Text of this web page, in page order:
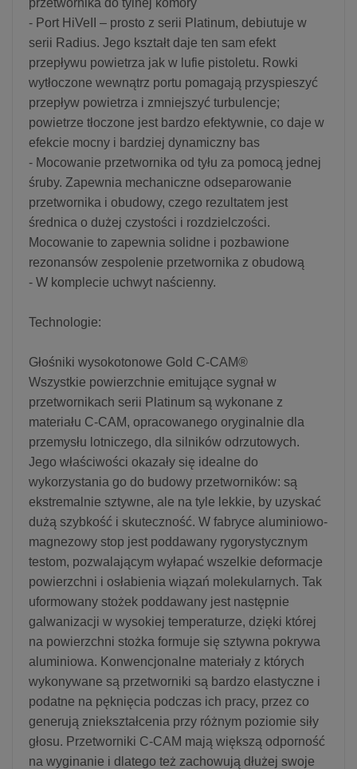
- Port HiVeII – prosto z serii Platinum, debiutuje w
serii Radius. Jego kształt daje ten sam efekt
przepływu powietrza jak w lufie pistoletu. Rowki
wytłoczone wewnątrz portu pomagają przyspieszyć
przepływ powietrza i zmniejszyć turbulencje;
powietrze tłoczone jest bardzo efektywnie, co daje w
efekcie mocny i bardziej dynamiczny bas
- Mocowanie przetwornika od tyłu za pomocą jednej
śruby. Zapewnia mechaniczne odseparowanie
przetwornika i obudowy, czego rezultatem jest
średnica o dużej czystości i rozdzielczości.
Mocowanie to zapewnia solidne i pozbawione
rezonansów zespolenie przetwornika z obudową
- W komplecie uchwyt naścienny.
Technologie:
Głośniki wysokotonowe Gold C-CAM®
Wszystkie powierzchnie emitujące sygnał w
przetwornikach serii Platinum są wykonane z
materiału C-CAM, opracowanego oryginalnie dla
przemysłu lotniczego, dla silników odrzutowych.
Jego właściwości okazały się idealne do
wykorzystania go do budowy przetworników: są
ekstremalnie sztywne, ale na tyle lekkie, by uzyskać
dużą szybkość i skuteczność. W fabryce aluminiowo-
magnezowy stop jest poddawany rygorystycznym
testom, pozwalającym wyłapać wszelkie deformacje
powierzchni i osłabienia wiązań molekularnych. Tak
uformowany stożek poddawany jest następnie
galwanizacji w wysokiej temperaturze, dzięki której
na powierzchni stożka formuje się sztywna pokrywa
aluminiowa. Konwencjonalne materiały z których
wykonywane są przetworniki są bardzo elastyczne i
podatne na pęknięcia podczas ich pracy, przez co
generują zniekształcenia przy różnym poziomie siły
głosu. Przetworniki C-CAM mają większą odporność
na wyginanie i dlatego też zachowują dłużej swoje